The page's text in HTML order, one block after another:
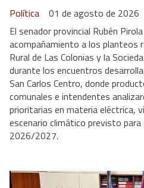
Política
01 de agosto de 2026
El senador provincial Rubén
acompañamiento a los planteos
Rural de Las Colonias y la
durante los encuentros
San Carlos Centro, donde
comunales e intendentes
prioritarias en materia eléctrica,
escenario climático previsto
2026/2027.